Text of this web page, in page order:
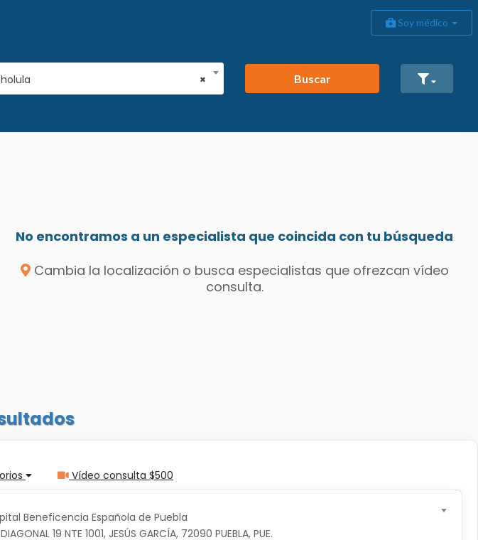
Soy médico
×
Buscar
No encontramos a un especialista que coincida con tu búsqueda
Cambia la localización o busca especialistas que ofrezcan vídeo
consulta.
Vídeo consulta $500
Beneficencia Española de Puebla
19 NTE 1001, JESÚS GARCÍA, 72090 PUEBLA, PUE.